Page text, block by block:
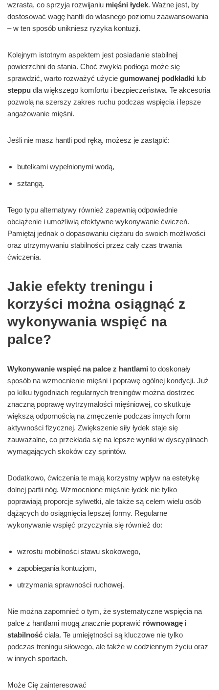
wzrasta, co sprzyja rozwijaniu mięśni łydek. Ważne jest, by
dostosować wagę hantli do własnego poziomu zaawansowania
– w ten sposób unikniesz ryzyka kontuzji.
Kolejnym istotnym aspektem jest posiadanie stabilnej
powierzchni do stania. Choć zwykła podłoga może się
sprawdzić, warto rozważyć użycie gumowanej podkładki lub
steppu dla większego komfortu i bezpieczeństwa. Te akcesoria
pozwolą na szerszy zakres ruchu podczas wspięcia i lepsze
angażowanie mięśni.
Jeśli nie masz hantli pod ręką, możesz je zastąpić:
butelkami wypełnionymi wodą,
sztangą.
Tego typu alternatywy również zapewnią odpowiednie
obciążenie i umożliwią efektywne wykonywanie ćwiczeń.
Pamiętaj jednak o dopasowaniu ciężaru do swoich możliwości
oraz utrzymywaniu stabilności przez cały czas trwania
ćwiczenia.
Jakie efekty treningu i
korzyści można osiągnąć z
wykonywania wspięć na
palce?
Wykonywanie wspięć na palce z hantlami to doskonały
sposób na wzmocnienie mięśni i poprawę ogólnej kondycji. Już
po kilku tygodniach regularnych treningów można dostrzec
znaczną poprawę wytrzymałości mięśniowej, co skutkuje
większą odpornością na zmęczenie podczas innych form
aktywności fizycznej. Zwiększenie siły łydek staje się
zauważalne, co przekłada się na lepsze wyniki w dyscyplinach
wymagających skoków czy sprintów.
Dodatkowo, ćwiczenia te mają korzystny wpływ na estetykę
dolnej partii nóg. Wzmocnione mięśnie łydek nie tylko
poprawiają proporcje sylwetki, ale także są celem wielu osób
dążących do osiągnięcia lepszej formy. Regularne
wykonywanie wspięć przyczynia się również do:
wzrostu mobilności stawu skokowego,
zapobiegania kontuzjom,
utrzymania sprawności ruchowej.
Nie można zapomnieć o tym, że systematyczne wspięcia na
palce z hantlami mogą znacznie poprawić równowagę i
stabilność ciała. Te umiejętności są kluczowe nie tylko
podczas treningu siłowego, ale także w codziennym życiu oraz
w innych sportach.
Może Cię zainteresować